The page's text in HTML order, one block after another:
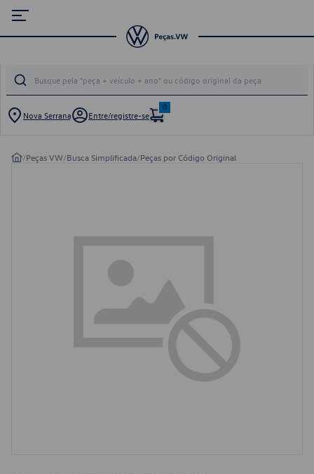
Nova Serrana Entre/registre-se
0
/Peças VW/Busca Simplificada/Peças por Código Original